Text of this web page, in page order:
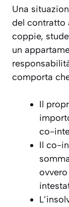
Una
del contratto
coppie,
un
comporta
Il
co-
Il co-